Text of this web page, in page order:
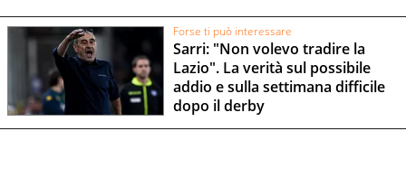
Forse ti può interessare
Sarri: "Non volevo tradire la
Lazio". La verità sul possibile
addio e sulla settimana difficile
dopo il derby